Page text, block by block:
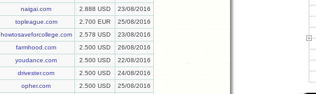
naigai.com
2.888 USD
23/08/2016
topleague.com
2.700 EUR
25/08/2016
howtosaveforcollege.com
2.578 USD
23/08/2016
farmhood.com
2.500 USD
26/08/2016
youdance.com
2.500 USD
22/08/2016
drivester.com
2.500 USD
24/08/2016
opher.com
2.500 USD
25/08/2016